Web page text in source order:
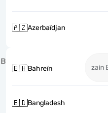
🇦🇿Azerbaïdjan
B
🇧🇭Bahreïn zain
🇧🇩Bangladesh